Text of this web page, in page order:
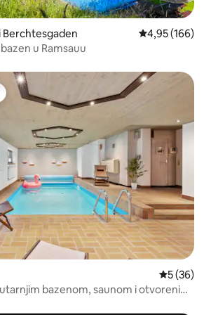
Berchtesgaden Prosječna
4,95 (166)
u Ramsauu
s oznakom „Odabrali gosti”
Prosječna
5 (36)
bazenom, saunom i otvorenim